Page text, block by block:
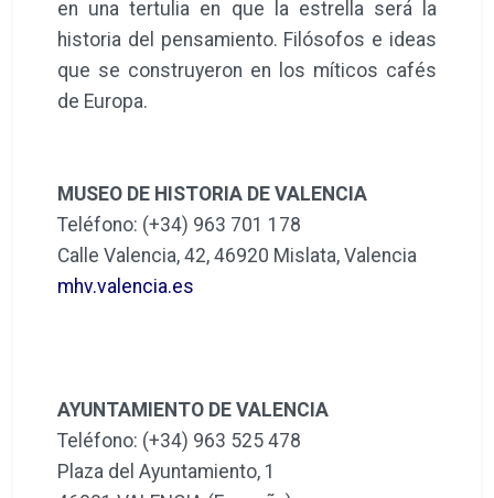
en una tertulia en que la estrella será la
historia del pensamiento. Filósofos e ideas
que se construyeron en los míticos cafés
de Europa.
MUSEO DE HISTORIA DE VALENCIA
Teléfono: (+34) 963 701 178
Calle Valencia, 42, 46920 Mislata, Valencia
mhv.valencia.es
AYUNTAMIENTO DE VALENCIA
Teléfono: (+34) 963 525 478
Plaza del Ayuntamiento, 1